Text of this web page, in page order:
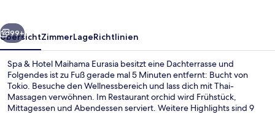
Weiter
99+
ÜbersichtZimmerLageRichtlinien
Spa & Hotel Maihama Eurasia besitzt eine Dachterrasse und
Folgendes ist zu Fuß gerade mal 5 Minuten entfernt: Bucht von
Tokio. Besuche den Wellnessbereich und lass dich mit Thai-
Massagen verwöhnen. Im Restaurant orchid wird Frühstück,
Mittagessen und Abendessen serviert. Weitere Highlights sind 9